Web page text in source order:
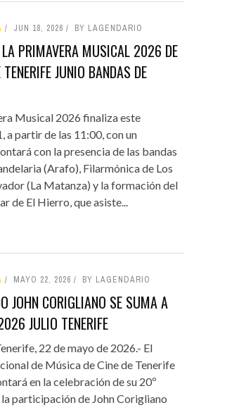
JUN 18, 2026 BY LAGENDARIO
PRIMAVERA MUSICAL 2026 DE
JUNIO BANDAS DE
Musical 2026 finaliza este
a partir de las 11:00, con un
con la presencia de las bandas
(Arafo), Filarmónica de Los
(La Matanza) y la formación del
de El Hierro, que asiste...
MAYO 22, 2026 BY LAGENDARIO
JOHN CORIGLIANO SE SUMA A
JULIO TENERIFE
22 de mayo de 2026.- El
de Música de Cine de Tenerife
en la celebración de su 20º
participación de John Corigliano